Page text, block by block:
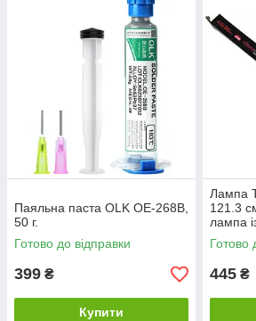
Паяльна паста OLK OE-268B,
50 г.
Готово до відправки
399 ₴
Купити
Лампа
121.3
лампа
Готово
445 ₴